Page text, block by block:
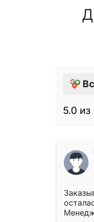
5.0 из